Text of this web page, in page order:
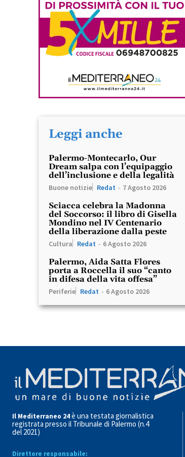
Leggi anche
Palermo-Montecarlo, Our
Dream salpa con l’equipaggio
dell’inclusione e della legalità
Buone notizie Redat - 7 Agosto 2026
Sciacca celebra la Madonna
del Soccorso: il libro di Gisella
Mondino nel IV Centenario
della liberazione dalla peste
Cultura Redat - 6 Agosto 2026
Palermo, Aida Satta Flores
porta a Roccella il suo “canto
in difesa della vita offesa”
Periferie Redat - 6 Agosto 2026
Il Mediterraneo 24è una testata giornalistica
registrata presso il Tribunale di Palermo (n.4
del 2021)
Direttore responsabile: